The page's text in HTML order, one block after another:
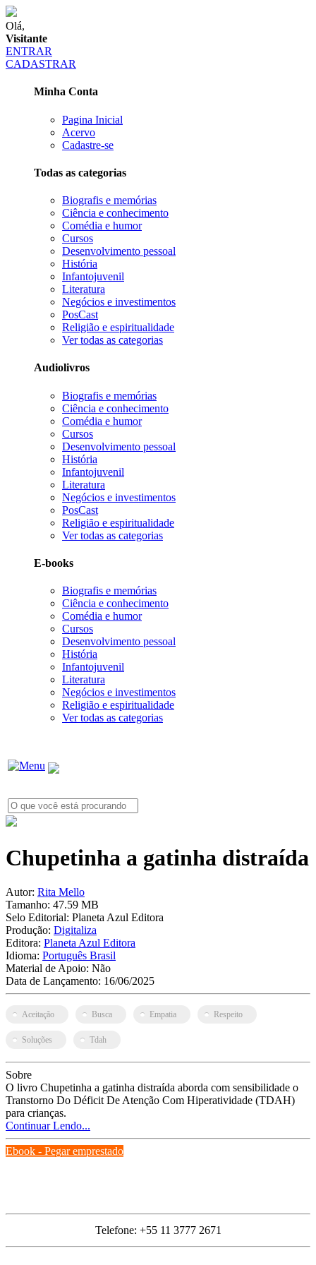
Olá,
Visitante
ENTRAR
CADASTRAR
Minha Conta
Pagina Inicial
Acervo
Cadastre-se
Todas as categorias
Biografis e memórias
Ciência e conhecimento
Comédia e humor
Cursos
Desenvolvimento pessoal
História
Infantojuvenil
Literatura
Negócios e investimentos
PosCast
Religião e espiritualidade
Ver todas as categorias
Audiolivros
Biografis e memórias
Ciência e conhecimento
Comédia e humor
Cursos
Desenvolvimento pessoal
História
Infantojuvenil
Literatura
Negócios e investimentos
PosCast
Religião e espiritualidade
Ver todas as categorias
E-books
Biografis e memórias
Ciência e conhecimento
Comédia e humor
Cursos
Desenvolvimento pessoal
História
Infantojuvenil
Literatura
Negócios e investimentos
Religião e espiritualidade
Ver todas as categorias
Chupetinha a gatinha distraída
Autor: Rita Mello
Tamanho: 47.59 MB
Selo Editorial: Planeta Azul Editora
Produção: Digitaliza
Editora: Planeta Azul Editora
Idioma: Português Brasil
Material de Apoio: Não
Data de Lançamento: 16/06/2025
Aceitação Busca Empatia Respeito
Soluções Tdah
Sobre
O livro Chupetinha a gatinha distraída aborda com sensibilidade o
Transtorno Do Déficit De Atenção Com Hiperatividade (TDAH)
para crianças.
Continuar Lendo...
Ebook - Pegar emprestado
Telefone: +55 11 3777 2671